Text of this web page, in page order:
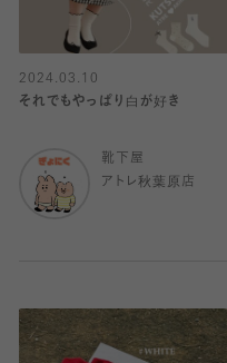
2024.03.10
それでもやっぱり白が好き
靴下屋
アトレ秋葉原店